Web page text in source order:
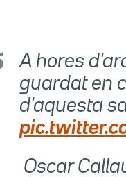
A hores
guardat en
d'aquesta
 Oscar